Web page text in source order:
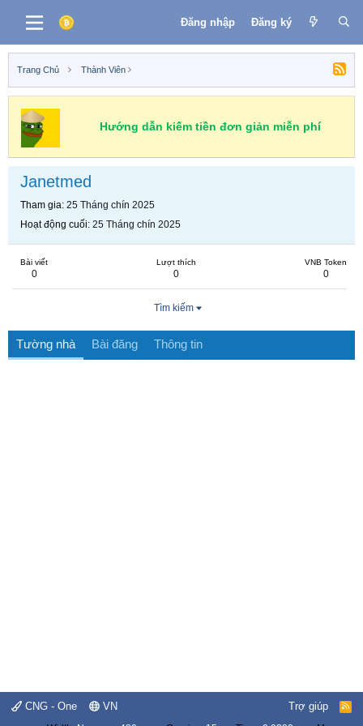
Đăng nhập Đăng ký
Trang Chủ Thành Viên
Hướng dẫn kiếm tiền đơn giản miễn phí
Janetmed
Tham gia 25 Tháng chín 2025
Hoạt động cuối 25 Tháng chín 2025
Bài viết
0
Lượt thích
0
VNB Token
0
Tìm kiếm
Tường nhà Bài đăng Thông tin
CNG - One VN Trợ giúp
R